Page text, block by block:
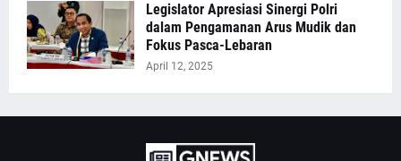
Legislator Apresiasi Sinergi Polri
dalam Pengamanan Arus Mudik dan
Fokus Pasca-Lebaran
April 12, 2025